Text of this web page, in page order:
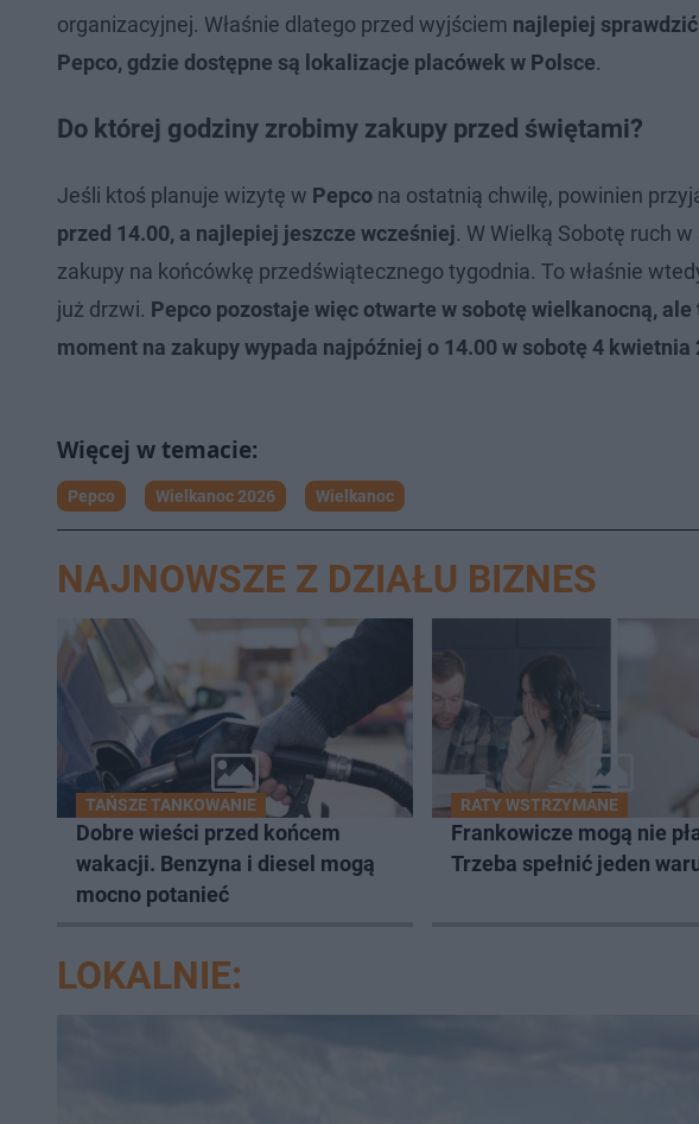
organizacyjnej. Właśnie dlatego przed wyjściem najlepiej
Pepco, gdzie dostępne są lokalizacje placówek w Polsce.
Do której godziny zrobimy zakupy przed świętami?
Jeśli ktoś planuje wizytę w Pepco na ostatnią chwilę, powinien
przed 14.00, a najlepiej jeszcze wcześniej. W Wielką Sobotę ruch
zakupy na końcówkę przedświątecznego tygodnia. To właśnie
już drzwi. Pepco pozostaje więc otwarte w sobotę wielkanocną,
moment na zakupy wypada najpóźniej o 14.00 w sobotę 4 kwietnia
Pepco Wielkanoc 2026 Wielkanoc
NAJNOWSZE Z DZIAŁU BIZNES
TAŃSZE TANKOWANIE
Dobre wieści przed końcem
wakacji. Benzyna i diesel mogą
mocno potanieć
RATY WSTRZYMANE
Frankowicze mogą nie
Trzeba spełnić jeden
LOKALNIE: